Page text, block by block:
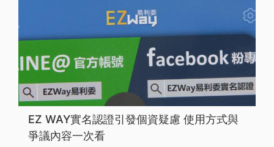
EZ WAY實名認證引發個資疑慮 使用方式與
爭議內容一次看